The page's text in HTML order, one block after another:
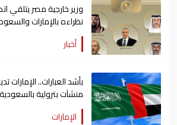
وزير خارجية مصر يتلقي
نظراءه بالإمارات
أخبار
بأشد العبارات..
منشآت بترولية بالسعودية
الإمارات